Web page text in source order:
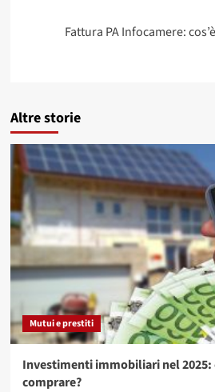
Fattura PA Infocamere:
Altre storie
Mutui e prestiti
Investimenti immobiliari nel 2025:
comprare?